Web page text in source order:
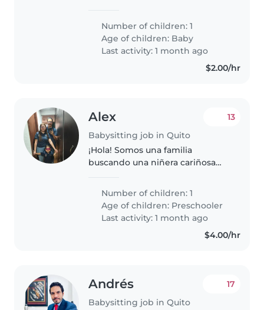
curioso/a, energético/a e
independiente. Necesitamos a
alguien cómodo/a con labores
Number of children: 1
Age of children: Baby
Last activity: 1 month ago
$2.00/hr
Alex
Babysitting job in Quito
13
¡Hola! Somos una familia
buscando una niñera cariñosa
preescolar, lleno de energía y
curiosidad. Necesitamos a
alguien cómodo con mascotas y
que disfrute..
Number of children: 1
Age of children: Preschooler
Last activity: 1 month ago
$4.00/hr
Andrés
Babysitting job in Quito
17